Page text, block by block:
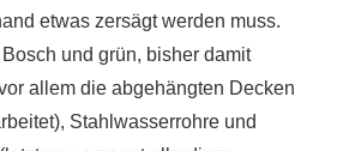
etwas zersägt werden muss.
und grün, bisher damit
allem die abgehängten Decken
Stahlwasserrohre und